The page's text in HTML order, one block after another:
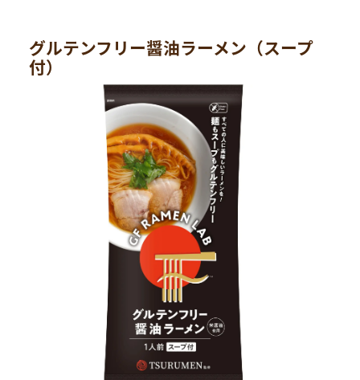
グルテンフリー醤油ラーメン（スープ
付）